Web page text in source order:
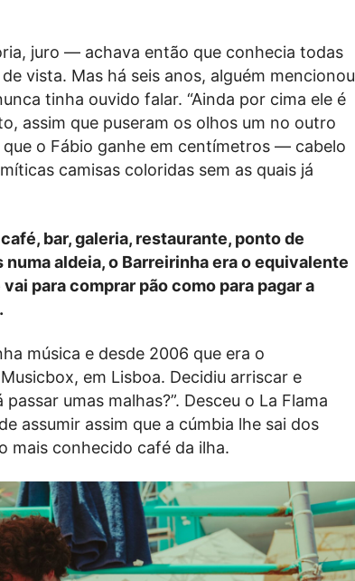
juro — achava então que conhecia todas
vista. Mas há seis anos, alguém mencionou
tinha ouvido falar. “Ainda por cima ele é
assim que puseram os olhos um no outro
o Fábio ganhe em centímetros — cabelo
camisas coloridas sem as quais já
café, bar, galeria, restaurante, ponto de
aldeia, o Barreirinha era o equivalente
para comprar pão como para pagar a
música e desde 2006 que era o
em Lisboa. Decidiu arriscar e
umas malhas?”. Desceu o La Flama
assumir assim que a cúmbia lhe sai dos
mais conhecido café da ilha.